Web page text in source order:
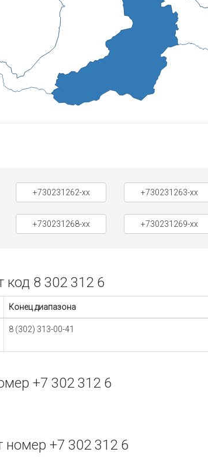
+730231262-xx +730231263-xx
+730231268-xx +730231269-xx
8 302 312 6
Конец диапазона
8 (302) 313-00-41
+7 302 312 6
+7 302 312 6